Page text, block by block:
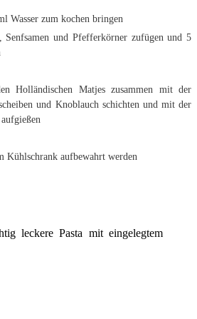
Wasser zum kochen bringen
Senfsamen und Pfefferkörner zufügen und 5
Holländischen Matjes zusammen mit der
und Knoblauch schichten und mit der
Kühlschrank aufbewahrt werden
leckere Pasta mit eingelegtem